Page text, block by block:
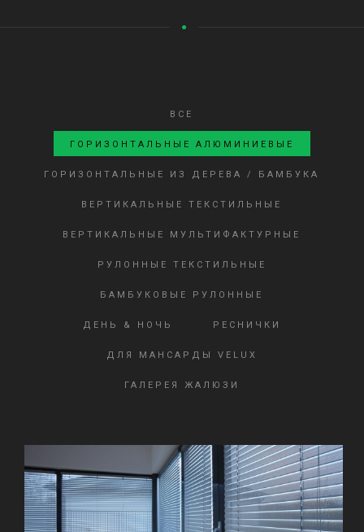
ВСЕ
ГОРИЗОНТАЛЬНЫЕ АЛЮМИНИЕВЫЕ
ГОРИЗОНТАЛЬНЫЕ ИЗ ДЕРЕВА / БАМБУКА
ВЕРТИКАЛЬНЫЕ ТЕКСТИЛЬНЫЕ
ВЕРТИКАЛЬНЫЕ МУЛЬТИФАКТУРНЫЕ
РУЛОННЫЕ ТЕКСТИЛЬНЫЕ
БАМБУКОВЫЕ РУЛОННЫЕ
ДЕНЬ & НОЧЬ РЕСНИЧКИ
ДЛЯ МАНСАРДЫ VELUX
ГАЛЕРЕЯ ЖАЛЮЗИ